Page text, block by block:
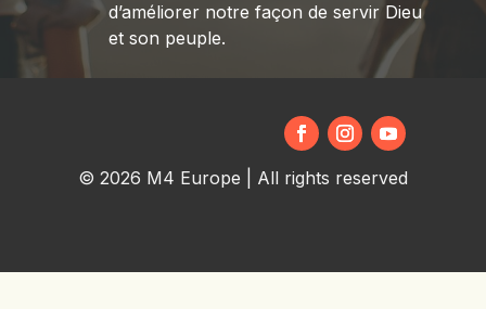
d’améliorer notre façon de servir Dieu
et son peuple.
© 2026 M4 Europe | All rights reserved